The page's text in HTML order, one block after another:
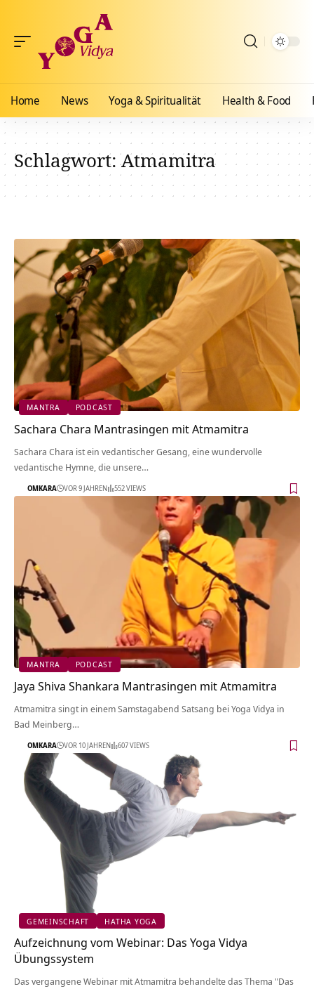
Home News Yoga & Spiritualität Health & Food
Schlagwort:Atmamitra
MANTRA PODCAST
Sachara Chara Mantrasingen mit Atmamitra
Sachara Chara ist ein vedantischer Gesang, eine wundervolle
vedantische Hymne, die unsere…
OMKARA VOR 9 JAHREN 552 VIEWS
MANTRA PODCAST
Jaya Shiva Shankara Mantrasingen mit Atmamitra
Atmamitra singt in einem Samstagabend Satsang bei Yoga Vidya in
Bad Meinberg…
OMKARA VOR 10 JAHREN 607 VIEWS
GEMEINSCHAFT HATHA YOGA
Aufzeichnung vom Webinar: Das Yoga Vidya
Übungssystem
Das vergangene Webinar mit Atmamitra behandelte das Thema "Das